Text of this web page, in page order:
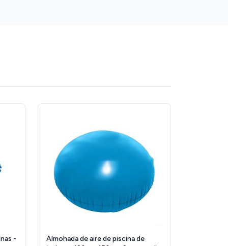
-
Almohada de aire de piscina de